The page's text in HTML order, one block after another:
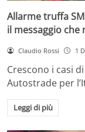
Allarme truffa
il messaggio
Claudio Rossi 1
Crescono i casi
Autostrade per
Leggi di più